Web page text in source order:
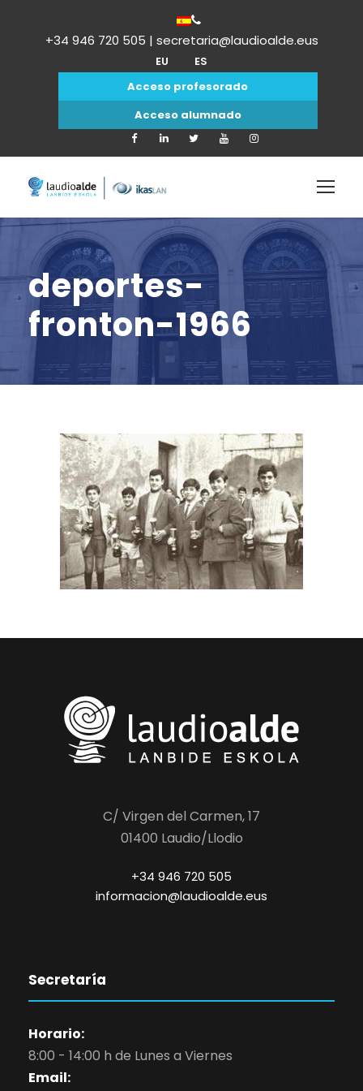
+34 946 720 505 | secretaria@laudioalde.eus
EU
ES
Acceso profesorado
Acceso alumnado
deportes-
fronton-1966
C/ Virgen del Carmen, 17
01400 Laudio/Llodio
+34 946 720 505
informacion@laudioalde.eus
Secretaría
Horario:
8:00 - 14:00 h de Lunes a Viernes
Email: